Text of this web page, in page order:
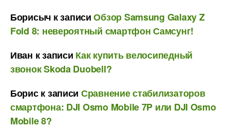
Борисыч к записиОбзор Samsung Galaxy Z
Fold 8: невероятный смартфон Самсунг!
Иван к записи Как купить велосипедный
звонок Skoda Duobell?
Бориск записи Сравнение стабилизаторов
смартфона: DJI Osmo Mobile 7P или DJI Osmo
Mobile 8?